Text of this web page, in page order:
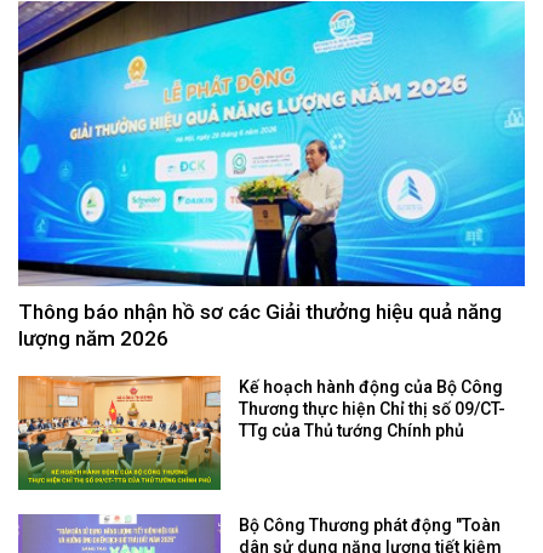
Thông báo nhận hồ sơ các Giải thưởng hiệu quả năng
lượng năm 2026
Kế hoạch hành động của Bộ Công
Thương thực hiện Chỉ thị số 09/CT-
TTg của Thủ tướng Chính phủ
Bộ Công Thương phát động "Toàn
dân sử dụng năng lượng tiết kiệm